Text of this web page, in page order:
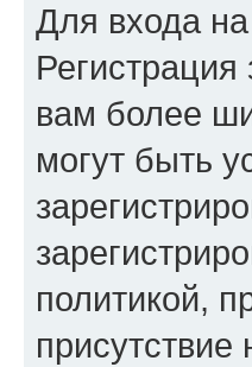
Для входа
Регистрация
вам более
могут быть
политикой,